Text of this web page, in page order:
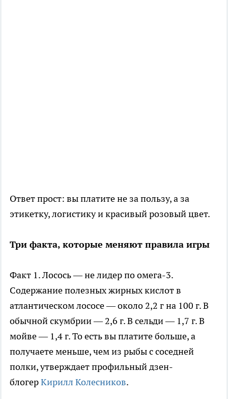
Ответ прост: вы платите не за пользу, а за
этикетку, логистику и красивый розовый цвет.
Три факта, которые меняют правила игры
Факт 1. Лосось — не лидер по омега-3.
Содержание полезных жирных кислот в
атлантическом лососе — около 2,2 г на 100 г. В
обычной скумбрии — 2,6 г. В сельди — 1,7 г. В
мойве — 1,4 г. То есть вы платите больше, а
получаете меньше, чем из рыбы с соседней
полки, утверждает профильный дзен-
блогерКирилл Колесников.